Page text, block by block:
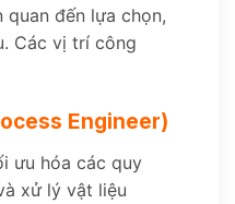
đến lựa chọn,
Các vị trí công
Engineer)
ưu hóa các quy
xử lý vật liệu